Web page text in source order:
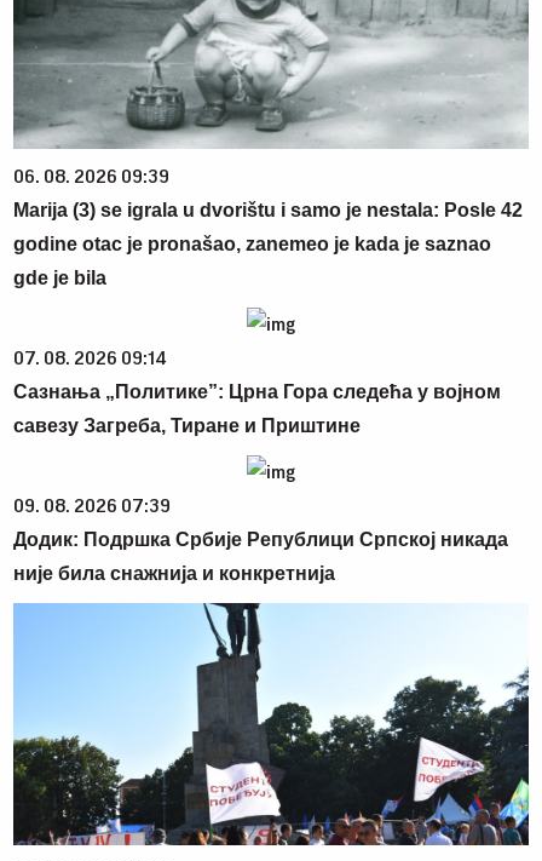
06. 08. 2026 09:39
Marija (3) se igrala u dvorištu i samo je nestala: Posle 42
godine otac je pronašao, zanemeo je kada je saznao
gde je bila
07. 08. 2026 09:14
Сазнања „Политике”: Црна Гора следећа у војном
савезу Загреба, Тиране и Приштине
09. 08. 2026 07:39
Додик: Подршка Србије Републици Српској никада
није била снажнија и конкретнија